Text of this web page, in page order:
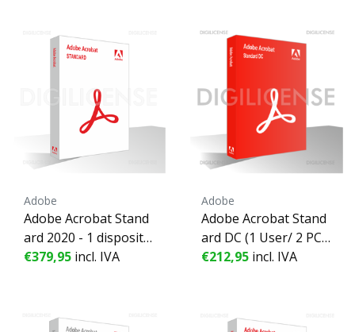
Adobe
Adobe Acrobat Stand
ard 2020 - 1 dispositiv
o - Licenza perpetua
€379,95 incl. IVA
Adobe
Adobe Acrobat Stand
ard DC (1 User/ 2 PC -
1 Year) ESD - 2 dispos
€212,95 incl. IVA